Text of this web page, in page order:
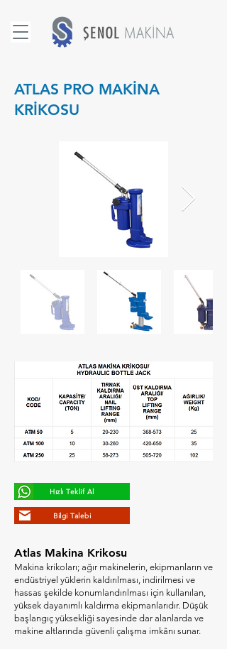
ATLAS PRO MAKİNA
KRİKOSU
Hızlı Teklif Al
Bilgi Talebi
Atlas Makina Krikosu
Makina krikoları; ağır makinelerin, ekipmanların ve
endüstriyel yüklerin kaldırılması, indirilmesi ve
hassas şekilde konumlandırılması için kullanılan,
yüksek dayanımlı kaldırma ekipmanlarıdır. Düşük
başlangıç yüksekliği sayesinde dar alanlarda ve
makine altlarında güvenli çalışma imkânı sunar.